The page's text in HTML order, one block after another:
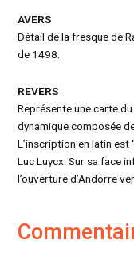
AVERS
Détail de la fresque de
de 1498.
REVERS
Représente une carte
dynamique composée
L’inscription en latin est
Luc Luycx. Sur sa face
l’ouverture d’Andorre